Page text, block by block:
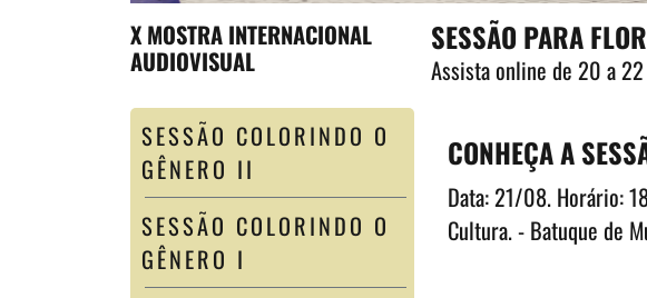
X MOSTRA INTERNACIONAL
AUDIOVISUAL
SESSÃO COLORINDO O
GÊNERO II
SESSÃO COLORINDO O
GÊNERO I
SESSÃO PARA
Assista online de 20 a
CONHEÇA A
Data: 21/08. Horário:
Cultura. - Batuque de